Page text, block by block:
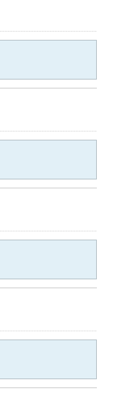
･削除・利
す。
具体的手続
さい。